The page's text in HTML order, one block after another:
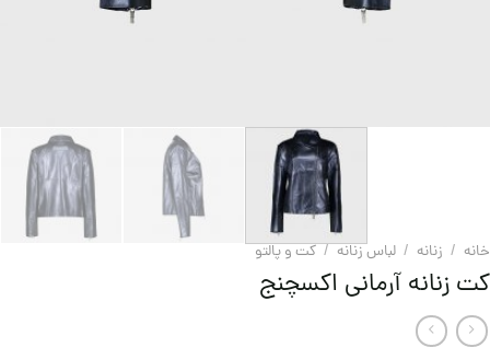
خانه / زنانه / لباس زنانه / کت و پالتو
کت زنانه آرمانی اکسچنج